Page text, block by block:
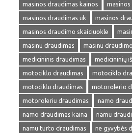
masinos draudimas kainos
masinos draudimas uk
masinos
masinos draudimo skaiciuokle
masinu draudimas
masinu
medicininis draudimas
medicininių
motociklo draudimas
motociklo
motociklu draudimas
motorolerio
motoroleriu draudimas
namo
namo draudimas kaina
namu
namu turto draudimas
ne gyvybės